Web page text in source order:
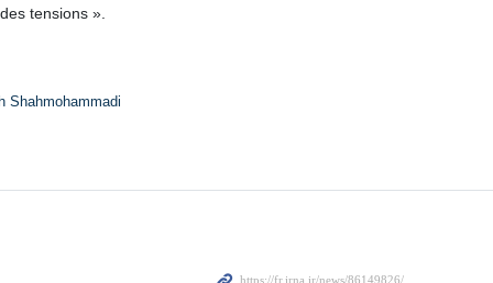
tensions ».
Shahmohammadi